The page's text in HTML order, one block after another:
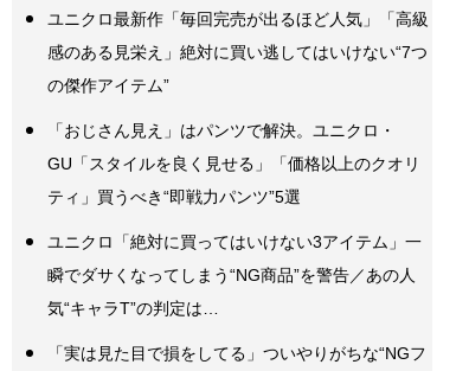
ユニクロ最新作「毎回完売が出るほど人気」「高級
感のある見栄え」絶対に買い逃してはいけない“7つ
の傑作アイテム”
「おじさん見え」はパンツで解決。ユニクロ・
GU「スタイルを良く見せる」「価格以上のクオリ
ティ」買うべき“即戦力パンツ”5選
ユニクロ「絶対に買ってはいけない3アイテム」一
瞬でダサくなってしまう“NG商品”を警告／あの人
気“キャラT”の判定は…
「実は見た目で損をしてる」ついやりがちな“NGフ